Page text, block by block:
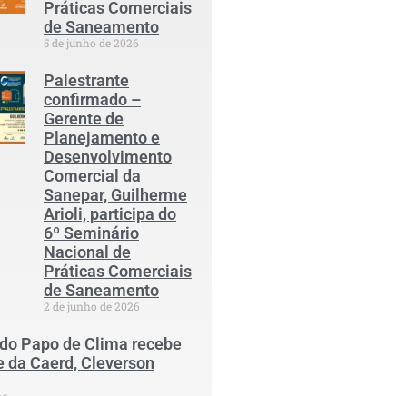
Práticas Comerciais
de Saneamento
5 de junho de 2026
Palestrante
confirmado –
Gerente de
Planejamento e
Desenvolvimento
Comercial da
Sanepar, Guilherme
Arioli, participa do
6º Seminário
Nacional de
Práticas Comerciais
de Saneamento
2 de junho de 2026
Papo de Clima recebe
da Caerd, Cleverson